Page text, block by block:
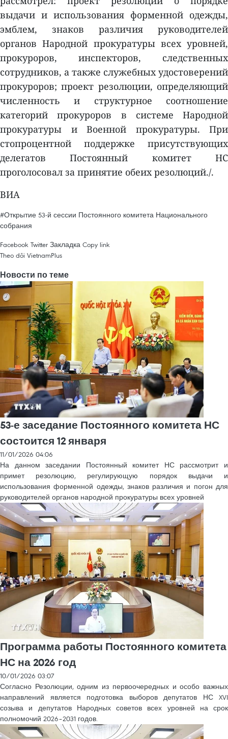
выдачи и использования форменной одежды,
эмблем, знаков различия руководителей
органов Народной прокуратуры всех уровней,
прокуроров, инспекторов, следственных
сотрудников, а также служебных удостоверений
прокуроров; проект резолюции, определяющий
численность и структурное соотношение
категорий прокуроров в системе Народной
прокуратуры и Военной прокуратуры. При
стопроцентной поддержке присутствующих
делегатов Постоянный комитет НС
проголосовал за принятие обеих резолюций./.
ВИА
#Открытие 53-й сессии Постоянного комитета Национального
собрания
Facebook Twitter Закладка Copy link
Theo dõi VietnamPlus
Новости по теме
53-е заседание Постоянного комитета НС
состоится 12 января
11/01/2026 04:06
На данном заседании Постоянный комитет НС рассмотрит и
примет резолюцию, регулирующую порядок выдачи и
использования форменной одежды, знаков различия и погон для
руководителей органов народной прокуратуры всех уровней
Программа работы Постоянного комитета
НС на 2026 год
10/01/2026 03:07
Согласно Резолюции, одним из первоочередных и особо важных
направлений является подготовка выборов депутатов НС XVI
созыва и депутатов Народных советов всех уровней на срок
полномочий 2026–2031 годов.